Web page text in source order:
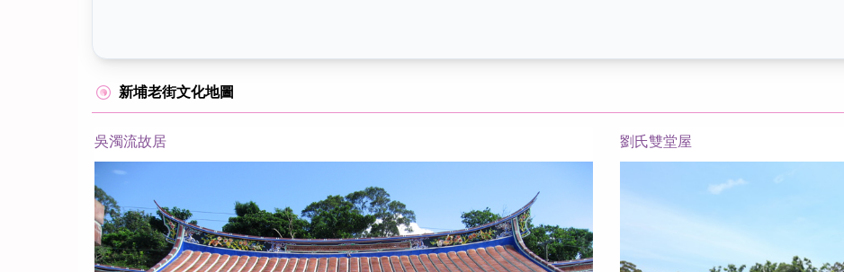
新埔老街文化地圖
吳濁流故居 劉氏雙堂屋